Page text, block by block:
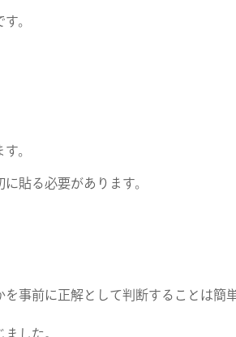
RECRUIT
。
。
貼る必要があります。
事前に正解として判断することは簡
した。